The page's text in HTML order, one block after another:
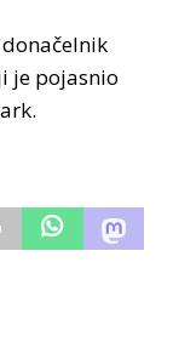
je pojasnio